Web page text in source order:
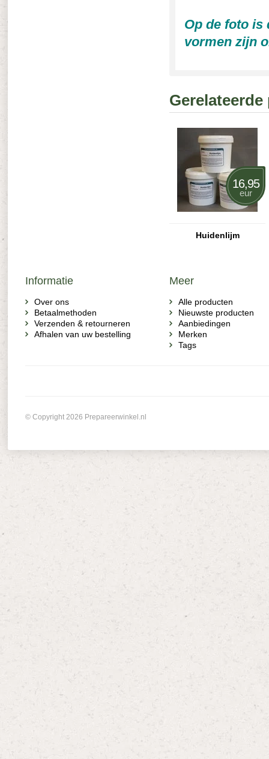
Op de foto is
vormen zijn
16,95
eur
Huidenlijm
Informatie
Over ons
Betaalmethoden
Verzenden & retourneren
Afhalen van uw bestelling
Meer
Alle producten
Nieuwste producten
Aanbiedingen
Merken
Tags
© Copyright 2026 Prepareerwinkel.nl